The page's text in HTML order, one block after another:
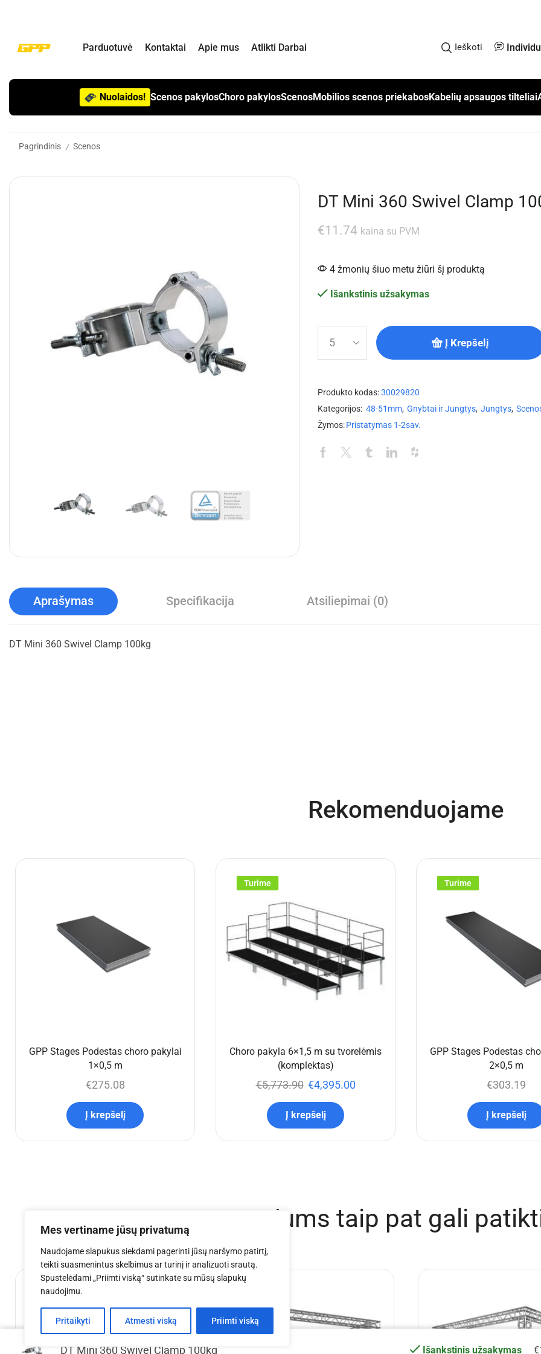
Mes vertiname jūsų privatumą
Naudojame slapukus siekdami pagerinti jūsų naršymo patirtį,
teikti suasmenintus skelbimus ar turinį ir analizuoti srautą.
Spustelėdami „Priimti viską“ sutinkate su mūsų slapukų
naudojimu.
Pritaikyti Atmesti viską Priimti viską
Parduotuvė Kontaktai Apie mus Atlikti Darbai Ieškoti
Nuolaidos! Scenos pakylosChoro pakylosScenosMobilios scenos priekabosKabelių apsaugos tilteliai
Pagrindinis / Scenos
DT Mini 360 Swivel Clamp
€11.74 kaina su PVM
4 žmonių šiuo metu žiūri šį produktą
Išankstinis užsakymas
Į Krepšelį
Produkto kodas:30029820
Kategorijos: 48-51mm, Gnybtai ir Jungtys, Jungtys,
Žymos:Pristatymas 1-2sav.
Aprašymas Specifikacija Atsiliepimai (0)
DT Mini 360 Swivel Clamp 100kg
Rekomenduojame
GPP Stages Podestas choro pakylai
1×0,5 m
€275.08
Į krepšelį
Turime
Choro pakyla 6×1,5 m su tvorelėmis
(komplektas)
€5,773.90 €4,395.00
Į krepšelį
Turime
GPP Stages Podestas
2×0,5 m
€303.19
Į krepšelį
Jums taip pat gali
DT Mini 360 Swivel Clamp 100kg €
Išankstinis užsakymas